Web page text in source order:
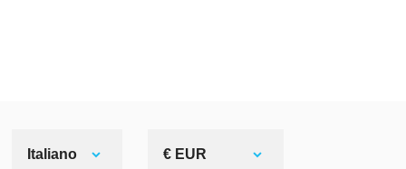
Italiano € EUR